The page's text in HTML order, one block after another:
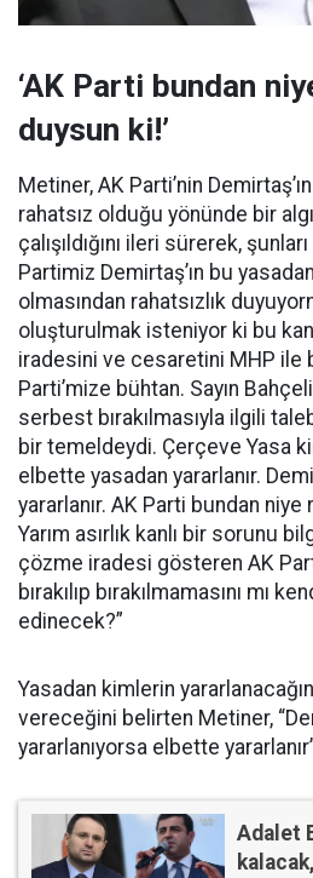
‘AK Parti bundan
duysun ki!’
Metiner, AK Parti’nin
rahatsız olduğu yönünde bir
çalışıldığını ileri sürerek,
Partimiz Demirtaş’ın bu
olmasından rahatsızlık
oluşturulmak isteniyor ki bu
iradesini ve cesaretini MHP ile
Parti’mize bühtan. Sayın
serbest bırakılmasıyla ilgili
bir temeldeydi. Çerçeve Yasa
elbette yasadan yararlanır.
yararlanır. AK Parti bundan niye
Yarım asırlık kanlı bir sorunu
çözme iradesi gösteren AK
bırakılıp bırakılmamasını mı
edinecek?”
Yasadan kimlerin
vereceğini belirten Metiner,
yararlanıyorsa elbette
Adalet